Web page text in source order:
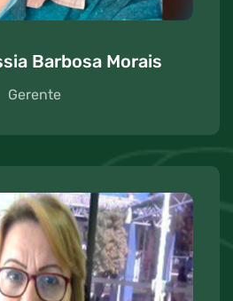
Barbosa Morais
Gerente